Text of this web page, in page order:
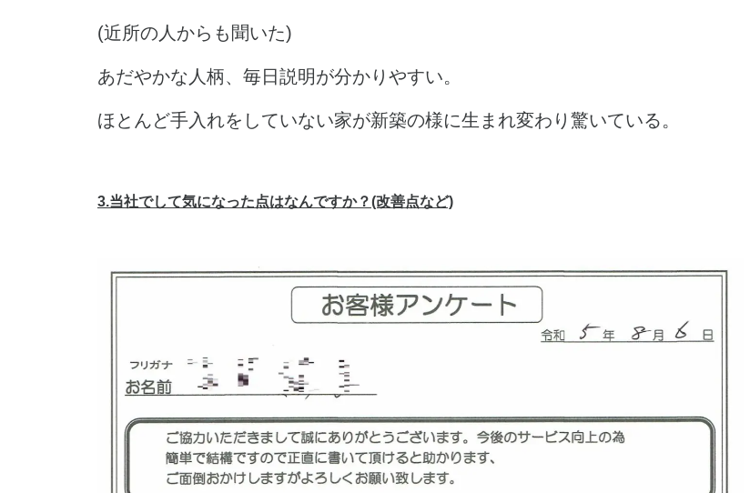
(近所の人からも聞いた)
あだやかな人柄、毎日説明が分かりやすい。
ほとんど手入れをしていない家が新築の様に生まれ変わり驚いている。
3.当社でして気になった点はなんですか？(改善点など)